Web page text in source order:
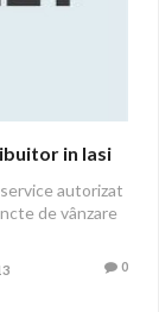
in Iasi
autorizat
de vânzare
0